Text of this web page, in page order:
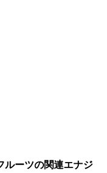
ルーツの関連エナジ